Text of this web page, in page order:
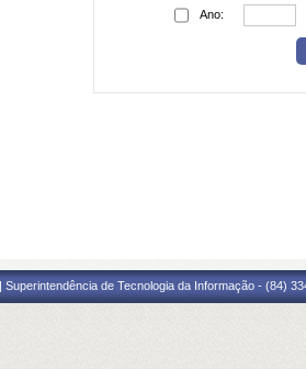
Ano:
Superintendência de Tecnologia da Informação - (84)